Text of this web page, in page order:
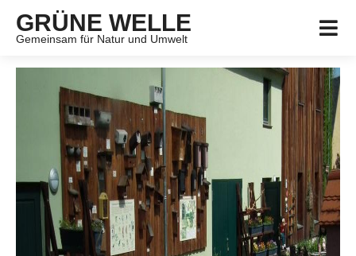
GRÜNE WELLE
Gemeinsam für Natur und Umwelt